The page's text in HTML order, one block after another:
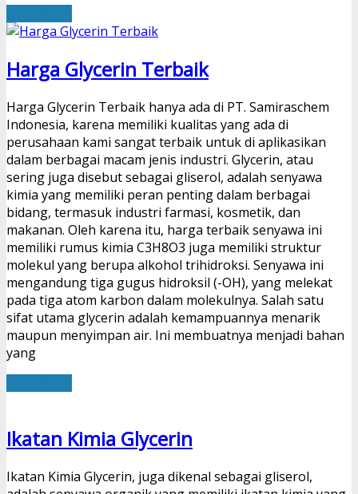
Harga Glycerin Terbaik
Harga Glycerin Terbaik hanya ada di PT. Samiraschem
Indonesia, karena memiliki kualitas yang ada di
perusahaan kami sangat terbaik untuk di aplikasikan
dalam berbagai macam jenis industri. Glycerin, atau
sering juga disebut sebagai gliserol, adalah senyawa
kimia yang memiliki peran penting dalam berbagai
bidang, termasuk industri farmasi, kosmetik, dan
makanan. Oleh karena itu, harga terbaik senyawa ini
memiliki rumus kimia C3H8O3 juga memiliki struktur
molekul yang berupa alkohol trihidroksi. Senyawa ini
mengandung tiga gugus hidroksil (-OH), yang melekat
pada tiga atom karbon dalam molekulnya. Salah satu
sifat utama glycerin adalah kemampuannya menarik
maupun menyimpan air. Ini membuatnya menjadi bahan
yang
Ikatan Kimia Glycerin
Ikatan Kimia Glycerin, juga dikenal sebagai gliserol,